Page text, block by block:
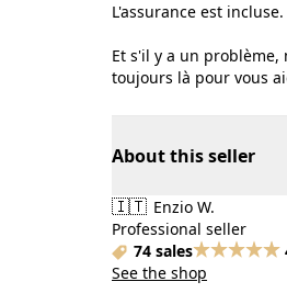
L'assurance est incluse.
Et s'il y a un problème,
toujours là pour vous
About this seller
🇮🇹 Enzio W.
Professional seller
74 sales
See the shop